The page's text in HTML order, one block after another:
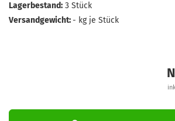
Lagerbestand: 3 Stück
Versandgewicht:- kg je Stück